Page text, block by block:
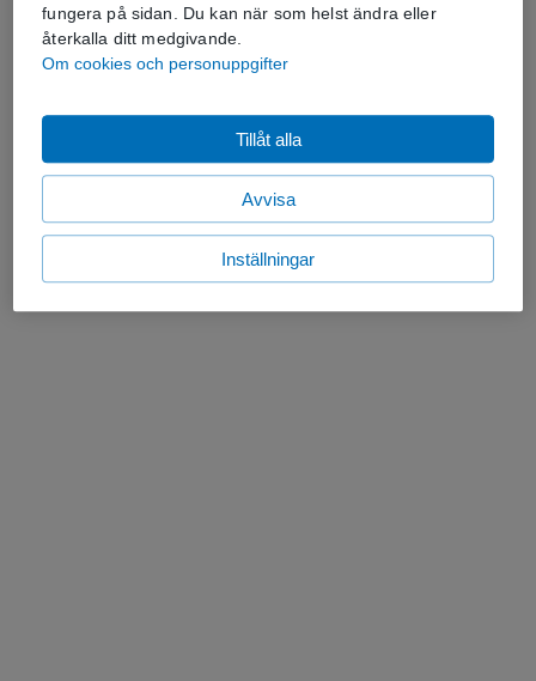
fungera på sidan. Du kan när som helst ändra eller
återkalla ditt medgivande.
Om cookies och personuppgifter
Avvisa
Tillåt alla
Inställningar